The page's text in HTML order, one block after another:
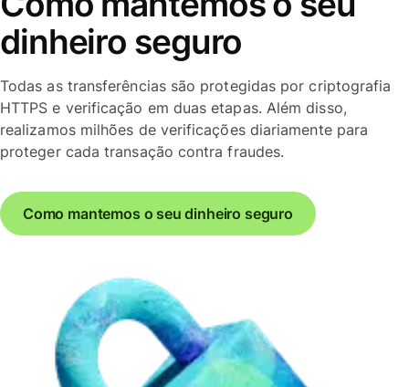
dinheiro seguro
Todas as transferências são protegidas por criptografia
HTTPS e verificação em duas etapas. Além disso,
realizamos milhões de verificações diariamente para
proteger cada transação contra fraudes.
Como mantemos o seu dinheiro seguro